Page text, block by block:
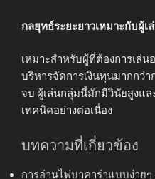
กลยุทธ์ระยะยาวเหมาะกับผู้
เหมาะสำหรับผู้ที่ต้องการเล่น
บริหารจัดการเงินทุนมากกว่า
จบ ผู้เล่นกลุ่มนี้มักมีวินัยสูงแล
เทคนิคอย่างต่อเนื่อง
บทความที่เกี่ยวข้อง
การอ่านไพ่บาคาร่าแบบง่ายๆ